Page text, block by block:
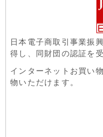
日本電子商取引事業振
得し、同財団の認証を
インターネットお買い
物いただけます。